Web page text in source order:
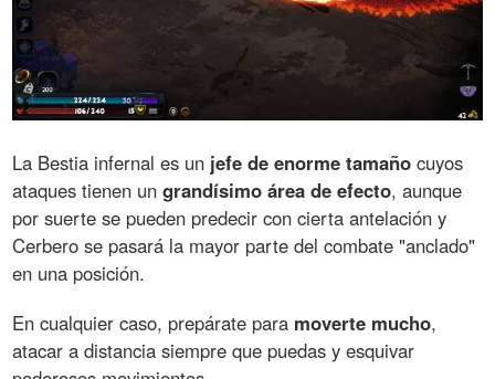
La Bestia infernal es un jefe de enorme tamaño cuyos
ataques tienen ungrandísimo área de efecto, aunque
por suerte se pueden predecir con cierta antelación y
Cerbero se pasará la mayor parte del combate "anclado"
en una posición.
En cualquier caso, prepárate para moverte mucho,
atacar a distancia siempre que puedas y esquivar